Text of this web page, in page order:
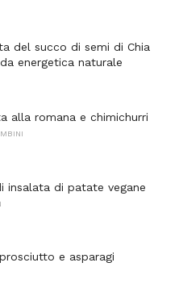
del succo di semi di Chia
energetica naturale
alla romana e chimichurri
insalata di patate vegane
e asparagi